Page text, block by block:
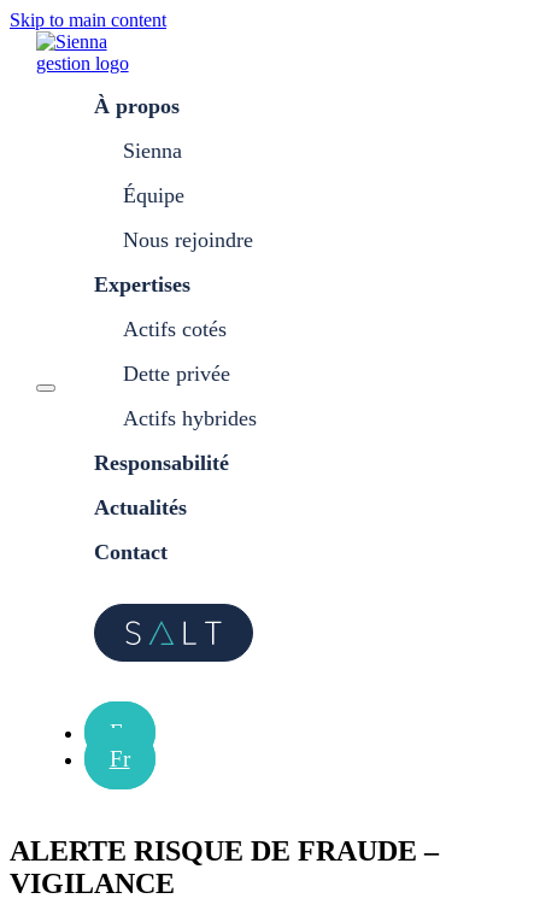
Skip to main content
À propos
Sienna
Équipe
Nous rejoindre
Expertises
Actifs cotés
Dette privée
Actifs hybrides
Responsabilité
Actualités
Contact
Fr
Fr
ALERTE RISQUE DE FRAUDE –
VIGILANCE